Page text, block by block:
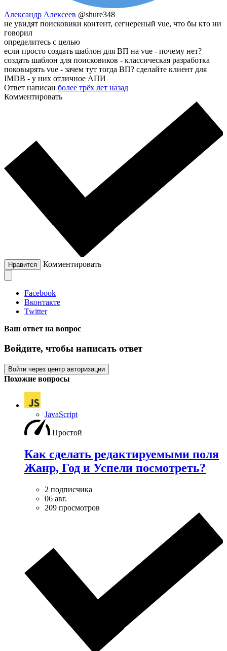
Александр Алексеев @shure348
не увидят поисковики контент, сегнереный vue, что бы кто ни
говорил
определитесь с целью
если просто создать шаблон для ВП на vue - почему нет?
создать шаблон для поисковиков - классическая разработка
поковырять vue - зачем тут тогда ВП? сделайте клиент для
IMDB - у них отличное АПИ
Ответ написан более трёх лет назад
Комментировать
Нравится Комментировать
Facebook
Вконтакте
Twitter
Ваш ответ на вопрос
Войдите, чтобы написать ответ
Войти через центр авторизации
Похожие вопросы
JavaScript
Простой
Как сделать редактируемыми поля
Жанр, Год и Успели посмотреть?
2 подписчика
06 авг.
209 просмотров